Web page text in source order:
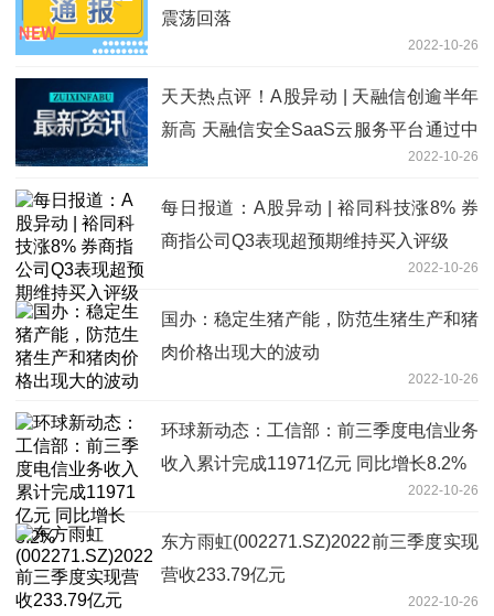
震荡回落
2022-10-26
天天热点评！A股异动 | 天融信创逾半年
新高 天融信安全SaaS云服务平台通过中
2022-10-26
每日报道：A股异动 | 裕同科技涨8% 券
商指公司Q3表现超预期维持买入评级
2022-10-26
国办：稳定生猪产能，防范生猪生产和猪
肉价格出现大的波动
2022-10-26
环球新动态：工信部：前三季度电信业务
收入累计完成11971亿元 同比增长8.2%
2022-10-26
东方雨虹(002271.SZ)2022前三季度实现
营收233.79亿元
2022-10-26